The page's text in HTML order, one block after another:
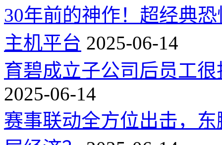
30年前的神作！超经典
主机平台 2025-06-14
育碧成立子公司后员工
2025-06-14
赛事联动全方位出击，